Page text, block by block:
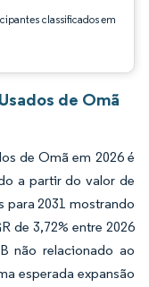
classificados em
de Omã
de Omã em 2026 é
a partir do valor de
para 2031 mostrando
de 3,72% entre 2026
não relacionado ao
esperada expansão